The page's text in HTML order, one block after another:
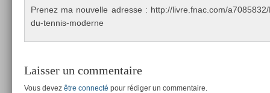
Pre­nez ma nouvel­le ad­resse : http://livre.fnac.com/
du-tennis-moderne
Laisser un commentaire
Vous devez être connecté pour rédiger un commentaire.